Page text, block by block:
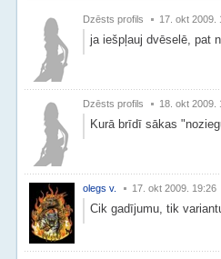
Dzēsts profils 17. okt 2009.
ja iešpļauj dvēselē, pat
Dzēsts profils 18. okt 2009.
Kurā brīdī sākas
olegs v. 17. okt 2009. 19:26
Cik gadījumu, tik